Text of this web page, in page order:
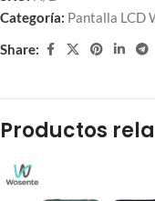
Categoría: Pantalla LCD
Share:
Productos